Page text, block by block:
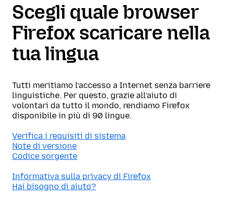
Scegli quale browser
Firefox scaricare nella
tua lingua
Tutti meritiamo l’accesso a Internet senza barriere
linguistiche. Per questo, grazie all’aiuto di
volontari da tutto il mondo, rendiamo Firefox
disponibile in più di 90 lingue.
Verifica i requisiti di sistema
Note di versione
Codice sorgente
Informativa sulla privacy di Firefox
Hai bisogno di aiuto?